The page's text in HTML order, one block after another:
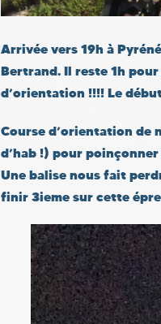
Arrivée vers 19h à
Bertrand. Il reste 1h
d’orientation !!!! Le
Course d’orientation de
d’hab !) pour
Une balise nous fait
finir 3ieme sur cette